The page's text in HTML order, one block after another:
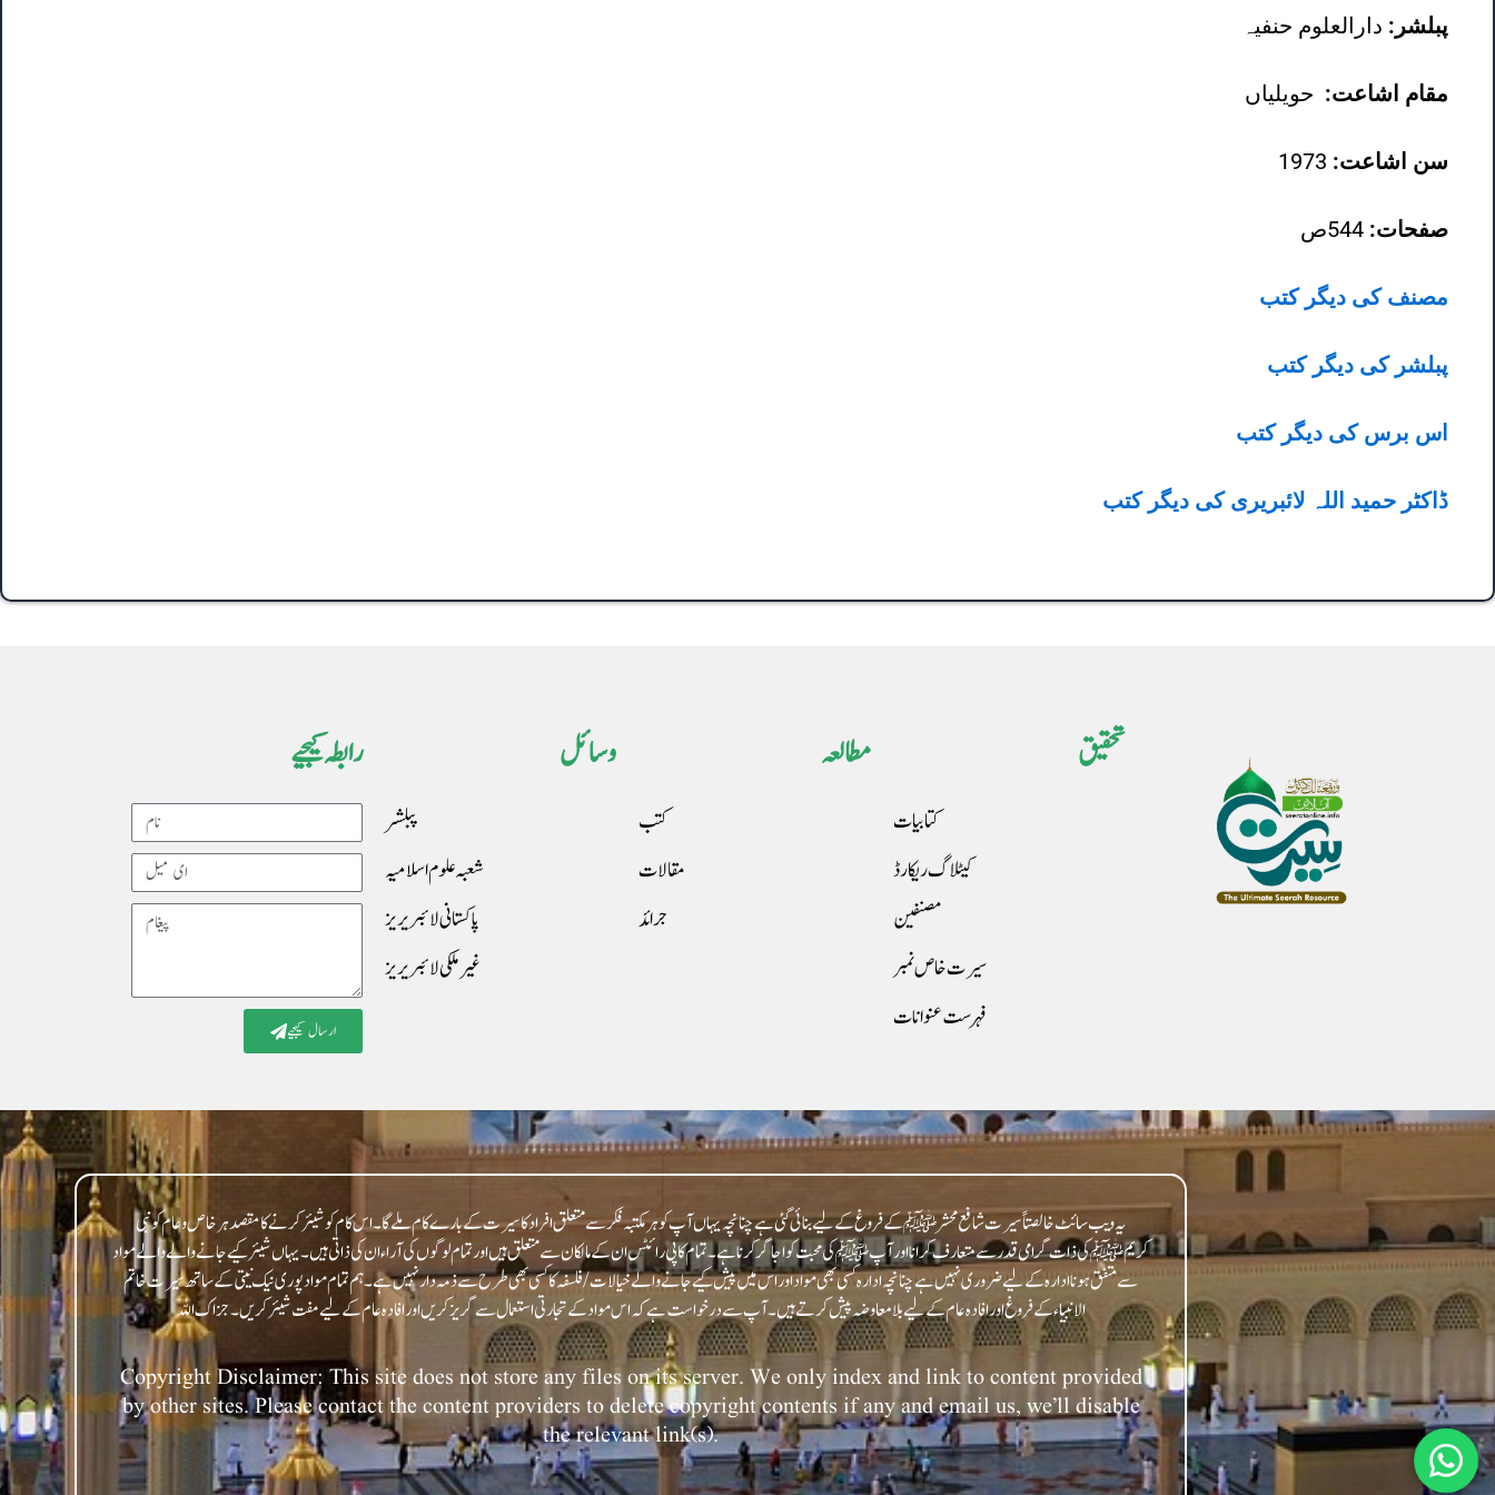
پبلشر: دارالعلوم حنفیہ
مقام اشاعت: حویلیاں
سن اشاعت:
صفحات:544ص
مصنف کی دیگر کتب
پبلشر کی دیگر کتب
اس برس کی دیگر کتب
ڈاکٹر حمید اللہ لائبریری کی دیگر کتب
رابطہ کیجیے
Name
Email
Message
ارسال کیجیے
وسائل
پبلشر
شعبہ علوم اسلامیہ
پاکستانی لائبریریز
غیرملکی لائبریریز
مطالعہ
کتب
مقالات
جرائد
تحقیق
کتابیات
کیٹلاگ ریکارڈ
مصنفین
سیرت خاص نمبر
فہرست عنوانات
یہ ویب سائٹ خالصتاً سیرت شافع محشر ﷺ کے فروغ کے لیے بنائی گئی ہے چنانچہ یہاں آپ کو ہر مکتبہ فکر سے متعلق افراد کا سیرت کے بارے کام ملے گا۔ اس کام کو شیئر کرنے کا مقصد ہر خاص و عام کو نبی
کریمﷺ کی ذات گرامی قدر سے متعارف کرانا اور آپﷺ کی محبت کو اجاگر کرنا ہے۔ تمام کاپی رائٹس ان کے مالکان سے متعلق ہیں اور تمام لوگوں کی آراء ان کی ذاتی ہیں۔ یہاں شیئر کیے جانے والے والے مواد
سے متفق ہونا ادارہ کے لیے ضروری نہیں ہے چنانچہ ادارہ کسی بھی مواد اور اس میں پیش کیے جانے والے خیالات/فلسفہ کا کسی بھی طرح سے ذمہ دار نہیں ہے۔ ہم تمام مواد پوری نیک نیتی کے ساتھ سیرت خاتم
الانبیاء کے فروغ اور افادہ عام کے لیے بلامعاوضہ پیش کرتے ہیں۔ آپ سے درخواست ہے کہ اس مواد کے تجارتی استعمال سے گریز کریں اور افادہ عام کے لیے مفت شیئر کریں۔ جزاک اللہ
Copyright Disclaimer: This site does not store any files on its server. We only index and link to content provided
by other sites. Please contact the content providers to delete copyright contents if any and email us, we’ll disable
the relevant link(s).